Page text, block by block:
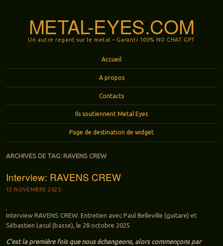
METAL-EYES.COM
Un autre regard sur le metal – Garanti 100% NO CHAT GPT
Accueil
A propos
Contacts
Ils soutiennent Metal Eyes
Page de destination de widget
ARCHIVES DE TAG: RAVENS CREW
Interview: RAVENS CREW
12 NOVEMBRE 2025
Interview RAVENS CREW. Entretien avec Paul Belleville (guitare) et
Sébastien Lecul (basse), le 28 octobre 2025
C’est la première fois que nous échangeons, alors commençons par